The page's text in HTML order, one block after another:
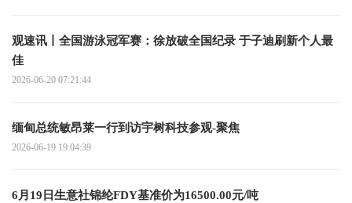
观速讯丨全国游泳冠军赛：徐放破全国纪录 于子迪刷新个人最
佳
2026-06-20 07:21:44
缅甸总统敏昂莱一行到访宇树科技参观-聚焦
2026-06-19 19:04:39
6月19日生意社锦纶FDY基准价为16500.00元/吨